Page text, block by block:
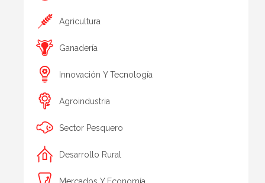
Agricultura
Ganadería
Innovación Y Tecnología
Agroindustria
Sector Pesquero
Desarrollo Rural